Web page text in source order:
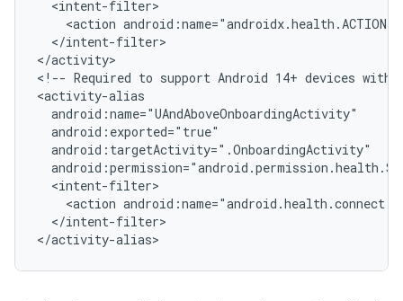
<action
</intent-filter>
</activity>
<!-- Required to support Android 14+ devices with
<action
</intent-filter>